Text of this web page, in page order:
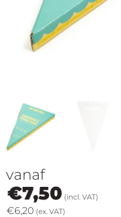
Cursussen
vanaf
€7,50 (incl. VAT)
€6,20 (ex. VAT)